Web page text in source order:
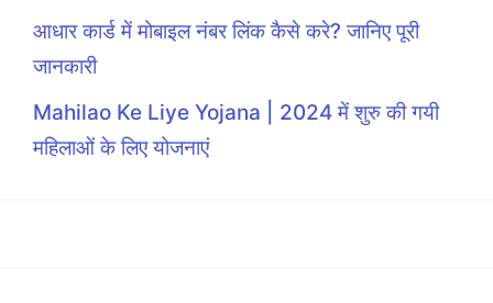
आधार कार्ड में मोबाइल नंबर लिंक कैसे करे? जानिए पूरी
जानकारी
Mahilao Ke Liye Yojana | 2024 में शुरु की गयी
महिलाओं के लिए योजनाएं